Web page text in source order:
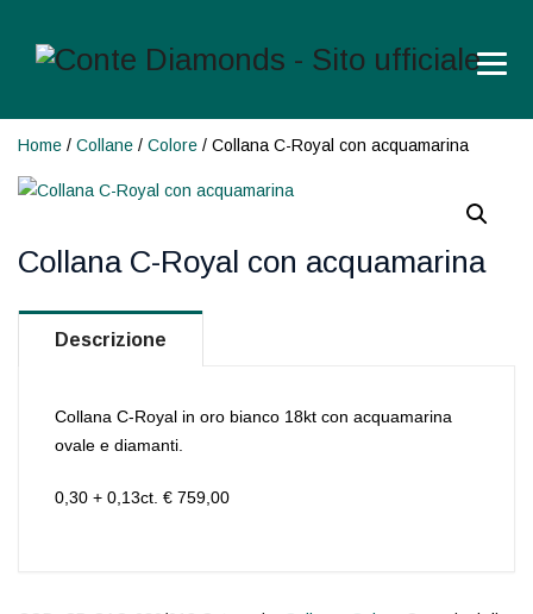
Home / Collane / Colore / Collana C-Royal con acquamarina
Collana C-Royal con acquamarina
Descrizione
Collana C-Royal in oro bianco 18kt con acquamarina
ovale e diamanti.
0,30 + 0,13ct. € 759,00